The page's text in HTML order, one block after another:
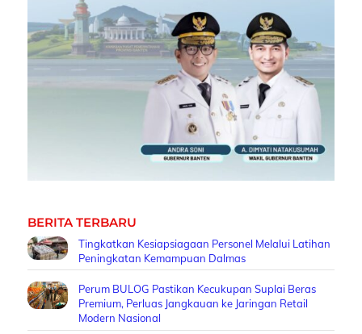
BERITA TERBARU
Tingkatkan Kesiapsiagaan Personel Melalui Latihan
Peningkatan Kemampuan Dalmas
Perum BULOG Pastikan Kecukupan Suplai Beras
Premium, Perluas Jangkauan ke Jaringan Retail
Modern Nasional